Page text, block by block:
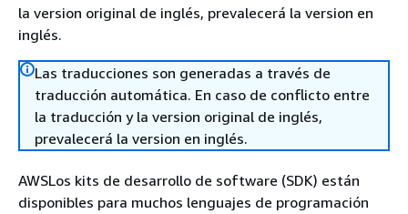
la version original de inglés, prevalecerá la version en
inglés.
Las traducciones son generadas a través de
traducción automática. En caso de conflicto entre
la traducción y la version original de inglés,
prevalecerá la version en inglés.
AWSLos kits de desarrollo de software (SDK) están
disponibles para muchos lenguajes de programación